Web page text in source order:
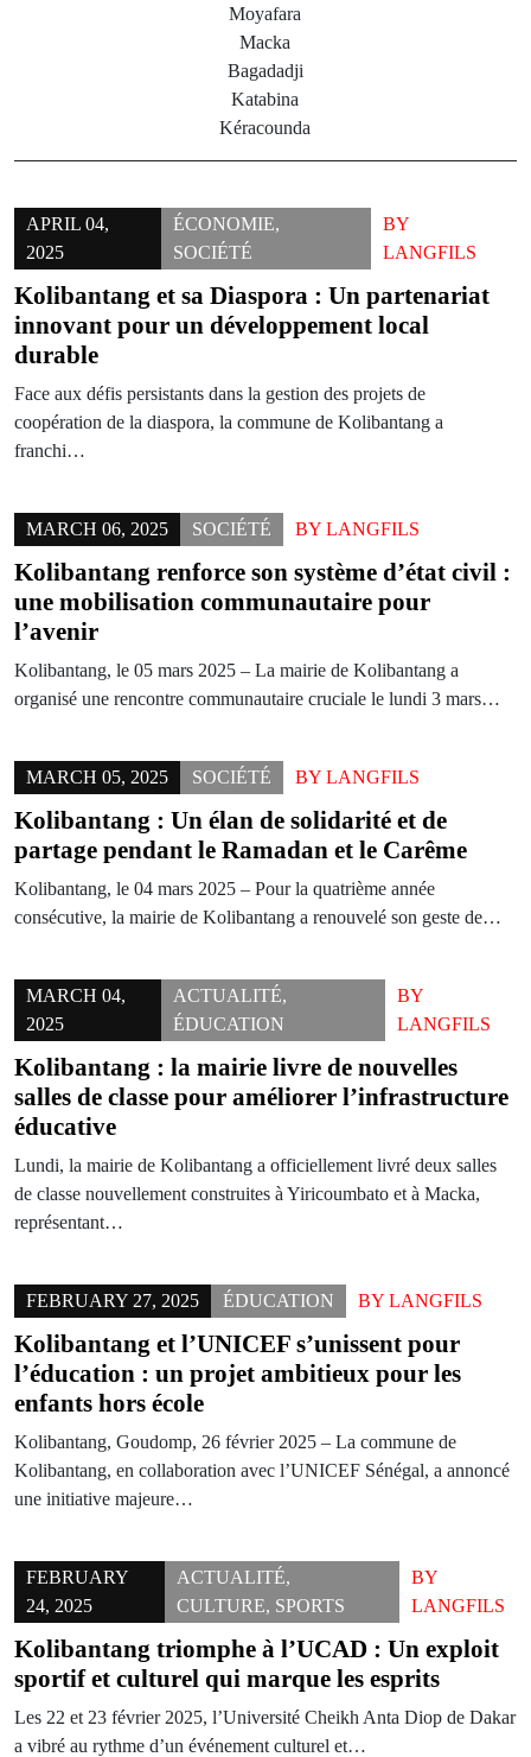
Moyafara
Macka
Bagadadji
Katabina
Kéracounda
APRIL 04,
2025
ÉCONOMIE,
SOCIÉTÉ
BY
LANGFILS
Kolibantang et sa Diaspora : Un partenariat
innovant pour un développement local
durable
Face aux défis persistants dans la gestion des projets de
coopération de la diaspora, la commune de Kolibantang a
franchi…
MARCH 06, 2025 SOCIÉTÉ BY LANGFILS
Kolibantang renforce son système d’état civil :
une mobilisation communautaire pour
l’avenir
Kolibantang, le 05 mars 2025 – La mairie de Kolibantang a
organisé une rencontre communautaire cruciale le lundi 3 mars…
MARCH 05, 2025 SOCIÉTÉ BY LANGFILS
Kolibantang : Un élan de solidarité et de
partage pendant le Ramadan et le Carême
Kolibantang, le 04 mars 2025 – Pour la quatrième année
consécutive, la mairie de Kolibantang a renouvelé son geste de…
MARCH 04,
2025
ACTUALITÉ,
ÉDUCATION
BY
LANGFILS
Kolibantang : la mairie livre de nouvelles
salles de classe pour améliorer l’infrastructure
éducative
Lundi, la mairie de Kolibantang a officiellement livré deux salles
de classe nouvellement construites à Yiricoumbato et à Macka,
représentant…
FEBRUARY 27, 2025 ÉDUCATION BY LANGFILS
Kolibantang et l’UNICEF s’unissent pour
l’éducation : un projet ambitieux pour les
enfants hors école
Kolibantang, Goudomp, 26 février 2025 – La commune de
Kolibantang, en collaboration avec l’UNICEF Sénégal, a annoncé
une initiative majeure…
FEBRUARY
24, 2025
ACTUALITÉ,
CULTURE, SPORTS
BY
LANGFILS
Kolibantang triomphe à l’UCAD : Un exploit
sportif et culturel qui marque les esprits
Les 22 et 23 février 2025, l’Université Cheikh Anta Diop de Dakar
a vibré au rythme d’un événement culturel et…